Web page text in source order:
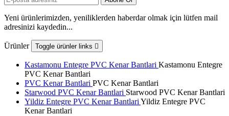
Yeni ürünlerimizden, yeniliklerden haberdar olmak için lütfen mail
adresinizi kaydedin...
Ürünler Toggle ürünler links 
Kastamonu Entegre PVC Kenar Bantlari Kastamonu Entegre
PVC Kenar Bantlari
PVC Kenar Bantlari PVC Kenar Bantlari
Starwood PVC Kenar Bantlari Starwood PVC Kenar Bantlari
Yildiz Entegre PVC Kenar Bantlari Yildiz Entegre PVC
Kenar Bantlari